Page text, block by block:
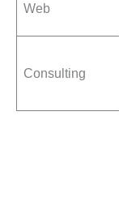
Web
Consulting